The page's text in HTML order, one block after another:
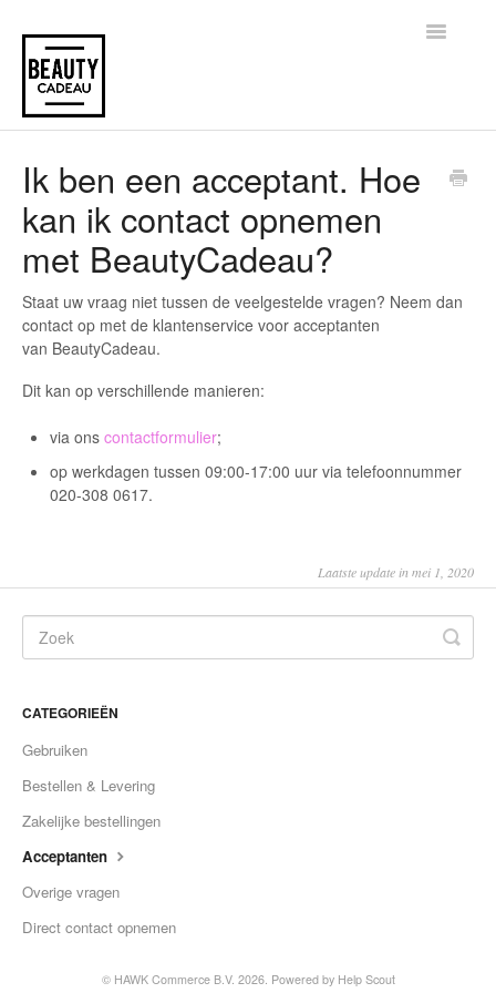
Toggle
Ik ben een acceptant. Hoe
kan ik contact opnemen
met BeautyCadeau?
Staat uw vraag niet tussen de veelgestelde vragen? Neem dan
contact op met de klantenservice voor acceptanten
van BeautyCadeau.
Dit kan op verschillende manieren:
via ons contactformulier;
op werkdagen tussen 09:00-17:00 uur via telefoonnummer
020-308 0617.
Laatste update in mei 1, 2020
CATEGORIEËN
Gebruiken
Bestellen & Levering
Zakelijke bestellingen
Acceptanten
Overige vragen
Direct contact opnemen
© HAWK Commerce B.V. 2026. Powered by Help Scout